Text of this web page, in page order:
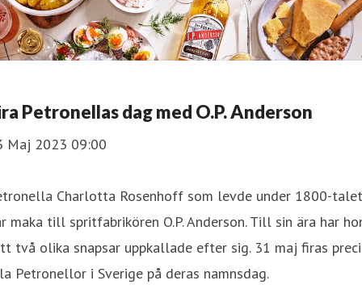
Petronellas dag med O.P. Anderson
Maj 2023 09:00
Charlotta Rosenhoff som levde under 1800-talet
maka till spritfabrikören O.P. Anderson. Till sin ära har
två olika snapsar uppkallade efter sig. 31 maj firas
Petronellor i Sverige på deras namnsdag.